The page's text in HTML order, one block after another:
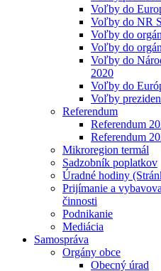
Voľby do
Voľby do NR
Voľby do
Voľby do
Voľby do
2020
Voľby do
Voľby
Referendum
Referendum
Referendum
Mikroregion termál
Sadzobník poplatkov
Úradné hodiny
Prijímanie a
činnosti
Podnikanie
Mediácia
Samospráva
Orgány obce
Obecný úrad